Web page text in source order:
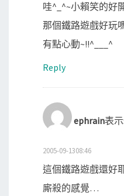
哇^_^~小賴笑的
那個鐵路遊戲好玩
有點心動~!!^___^
Reply
ephrain表示:
2005-09-1308:46
這個鐵路遊戲還好
廝殺的感覺…